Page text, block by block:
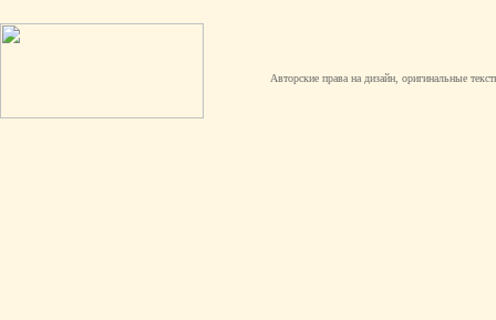
Авторские права на дизайн, оригинальные